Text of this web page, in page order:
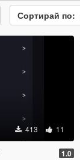
Сортирай по:
413 11
1.0